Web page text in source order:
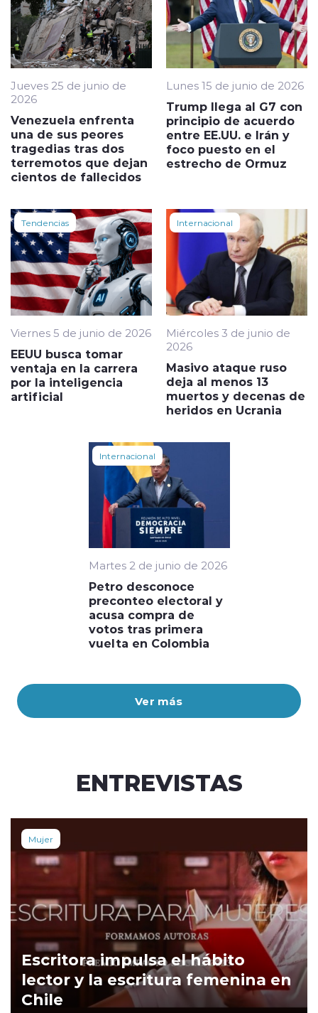
Ver más
Jueves 25 de junio de
2026
Venezuela enfrenta
una de sus peores
tragedias tras dos
terremotos que dejan
cientos de fallecidos
Lunes 15 de junio de 2026
Trump llega al G7 con
principio de acuerdo
entre EE.UU. e Irán y
foco puesto en el
estrecho de Ormuz
Tendencias
Viernes 5 de junio de 2026
EEUU busca tomar
ventaja en la carrera
por la inteligencia
artificial
Internacional
Miércoles 3 de junio de
2026
Masivo ataque ruso
deja al menos 13
muertos y decenas de
heridos en Ucrania
Internacional
Martes 2 de junio de 2026
Petro desconoce
preconteo electoral y
acusa compra de
votos tras primera
vuelta en Colombia
ENTREVISTAS
Mujer
Escritora impulsa el hábito
lector y la escritura femenina en
Chile